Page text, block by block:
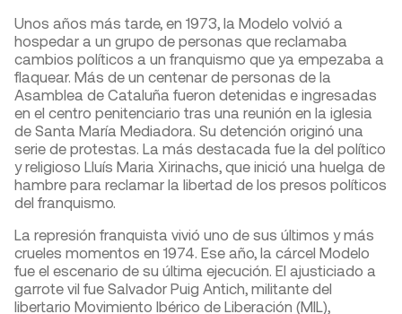
Unos años más tarde, en 1973, la Modelo volvió a
hospedar a un grupo de personas que reclamaba
cambios políticos a un franquismo que ya empezaba a
flaquear. Más de un centenar de personas de la
Asamblea de Cataluña fueron detenidas e ingresadas
en el centro penitenciario tras una reunión en la iglesia
de Santa María Mediadora. Su detención originó una
serie de protestas. La más destacada fue la del político
y religioso Lluís Maria Xirinachs, que inició una huelga de
hambre para reclamar la libertad de los presos políticos
del franquismo.
La represión franquista vivió uno de sus últimos y más
crueles momentos en 1974. Ese año, la cárcel Modelo
fue el escenario de su última ejecución. El ajusticiado a
garrote vil fue Salvador Puig Antich, militante del
libertario Movimiento Ibérico de Liberación (MIL),